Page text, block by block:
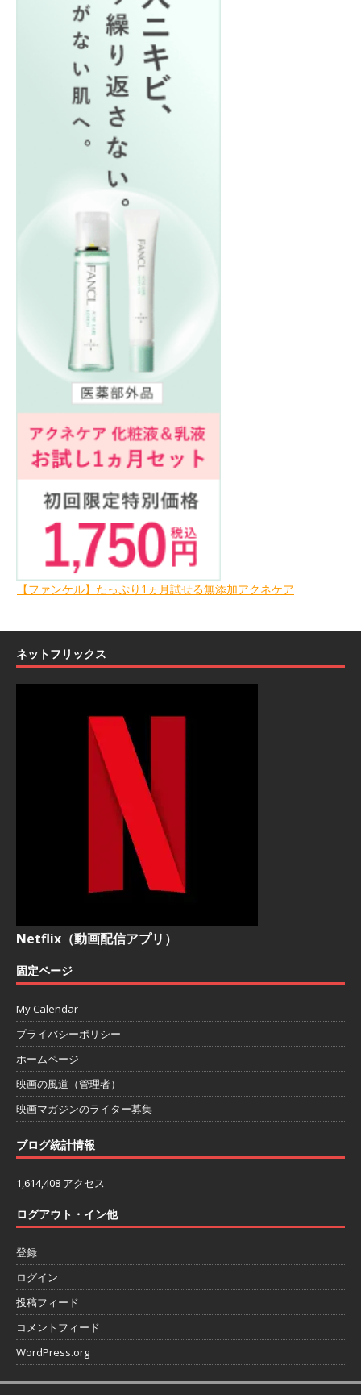
【ファンケル】たっぷり1ヵ月試せる無添加アクネケア
ネットフリックス
Netflix（動画配信アプリ）
固定ページ
My Calendar
プライバシーポリシー
ホームページ
映画の風道（管理者）
映画マガジンのライター募集
ブログ統計情報
1,614,408 アクセス
ログアウト・イン他
登録
ログイン
投稿フィード
コメントフィード
WordPress.org